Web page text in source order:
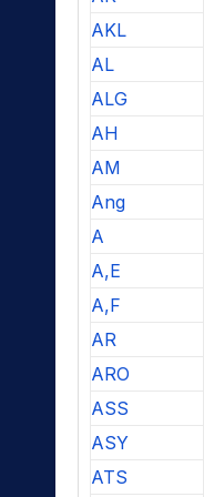
AKL
AL
ALG
AH
AM
Ang
A
A,E
A,F
AR
ARO
ASS
ASY
ATS